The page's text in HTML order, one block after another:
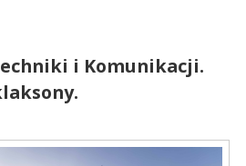
i Komunikacji.